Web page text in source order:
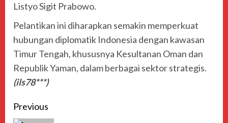
Listyo Sigit Prabowo.
Pelantikan ini diharapkan semakin memperkuat
hubungan diplomatik Indonesia dengan kawasan
Timur Tengah, khususnya Kesultanan Oman dan
Republik Yaman, dalam berbagai sektor strategis.
(ils78***)
Previous